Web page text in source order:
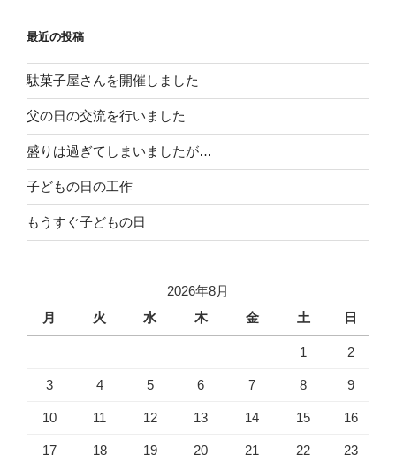
最近の投稿
駄菓子屋さんを開催しました
父の日の交流を行いました
盛りは過ぎてしまいましたが…
子どもの日の工作
もうすぐ子どもの日
2026年8月
月
火 水 木 金 土 日
1 2
3 4 5 6 7 8 9
10 11 12 13 14 15 16
17 18 19 20 21 22 23